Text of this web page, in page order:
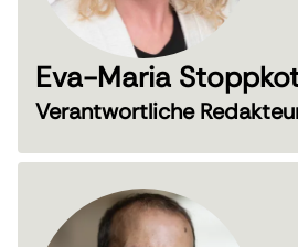
Eva-Maria
Verantwortliche
Volljuristin mit Schwerpunkt
Mediatorin.
Europäische Parlament im